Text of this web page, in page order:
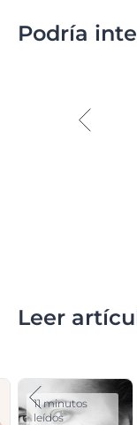
Podría
Leer
11 minutos
leídos